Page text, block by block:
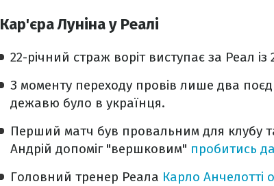
Кар'єра Луніна у Реалі
22-річний страж воріт виступає за Реал із
З моменту переходу провів лише два
дежавю було в українця.
Перший матч був провальним для клубу та
Андрій допоміг "вершковим" пробитись
Головний тренер Реала Карло Анчелотті